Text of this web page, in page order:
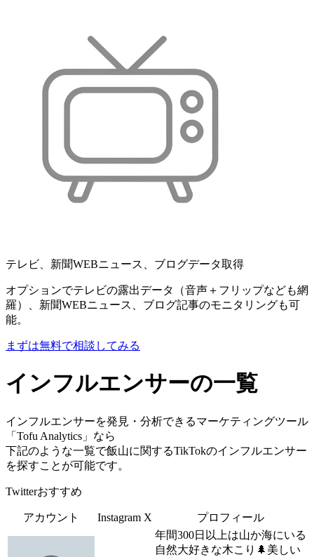
テレビ、新聞WEBニュース、ブログデータ取得
オプションでテレビの露出データ（音声＋フリップなども網
羅）、新聞WEBニュース、ブログ記事のモニタリングも可
能。
まずは無料で相談してみる
インフルエンサーの一覧
インフルエンサーを発見・分析できるマーケティングツール
「Tofu Analytics」なら
下記のような一覧で飯山に関するTikTokのインフルエンサー
を探すことが可能です。
Twitterおすすめ
アカウント Instagram X プロフィール
年間300日以上は山か海にいる
自然大好きな木こり🌲美しい